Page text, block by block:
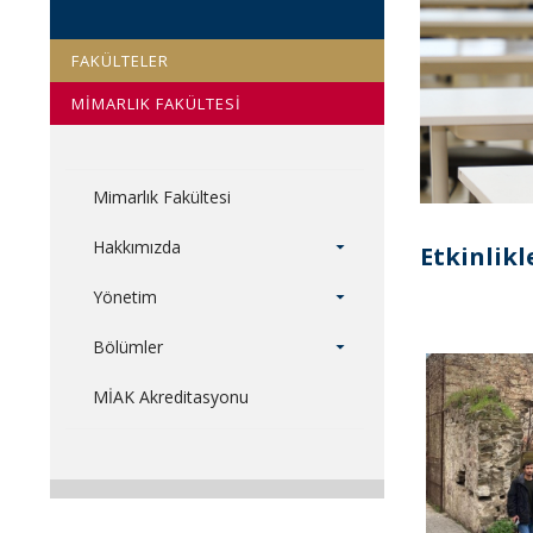
FAKÜLTELER
MİMARLIK FAKÜLTESİ
Mimarlık Fakültesi
Hakkımızda
Yönetim
Bölümler
MİAK Akreditasyonu